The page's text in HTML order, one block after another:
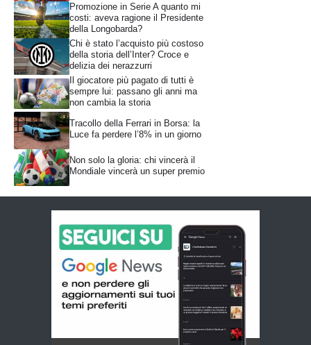
Promozione in Serie A quanto mi
costi: aveva ragione il Presidente
della Longobarda?
Chi è stato l’acquisto più costoso
della storia dell’Inter? Croce e
delizia dei nerazzurri
Il giocatore più pagato di tutti è
sempre lui: passano gli anni ma
non cambia la storia
Tracollo della Ferrari in Borsa: la
Luce fa perdere l’8% in un giorno
Non solo la gloria: chi vincerà il
Mondiale vincerà un super premio